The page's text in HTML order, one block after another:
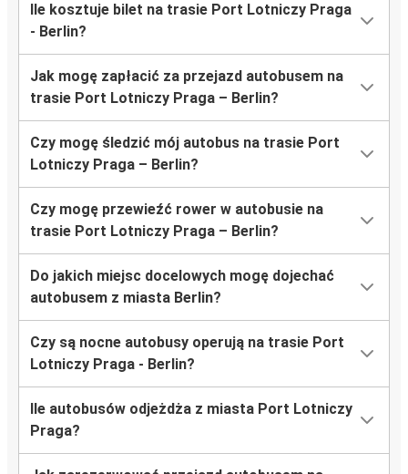
Ile kosztuje bilet na trasie Port Lotniczy Praga
- Berlin?
Jak mogę zapłacić za przejazd autobusem na
trasie Port Lotniczy Praga – Berlin?
Czy mogę śledzić mój autobus na trasie Port
Lotniczy Praga – Berlin?
Czy mogę przewieźć rower w autobusie na
trasie Port Lotniczy Praga – Berlin?
Do jakich miejsc docelowych mogę dojechać
autobusem z miasta Berlin?
Czy są nocne autobusy operują na trasie Port
Lotniczy Praga - Berlin?
Ile autobusów odjeżdża z miasta Port Lotniczy
Praga?